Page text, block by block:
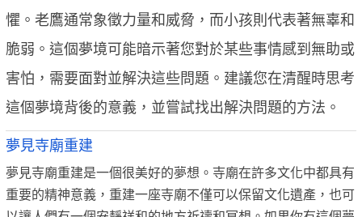
懼。老鷹通常象徵力量和威脅，而小孩則代表著無辜和
脆弱。這個夢境可能暗示著您對於某些事情感到無助或
害怕，需要面對並解決這些問題。建議您在清醒時思考
這個夢境背後的意義，並嘗試找出解決問題的方法。
夢見寺廟重建
夢見寺廟重建是一個很美好的夢想。寺廟在許多文化中都具有
重要的精神意義，重建一座寺廟不僅可以保留文化遺產，也可